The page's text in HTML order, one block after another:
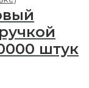
штук